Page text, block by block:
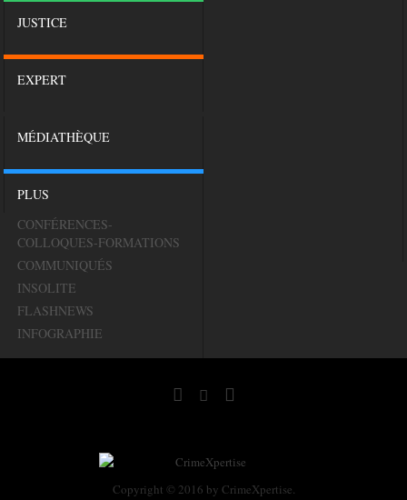
JUSTICE
EXPERT
MÉDIATHÈQUE
PLUS
CONFÉRENCES-
COLLOQUES-FORMATIONS
COMMUNIQUÉS
INSOLITE
FLASHNEWS
INFOGRAPHIE
Copyright © 2016 by CrimeXpertise.